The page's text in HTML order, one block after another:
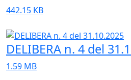
442.15 KB
DELIBERA n. 4 del
1.59 MB